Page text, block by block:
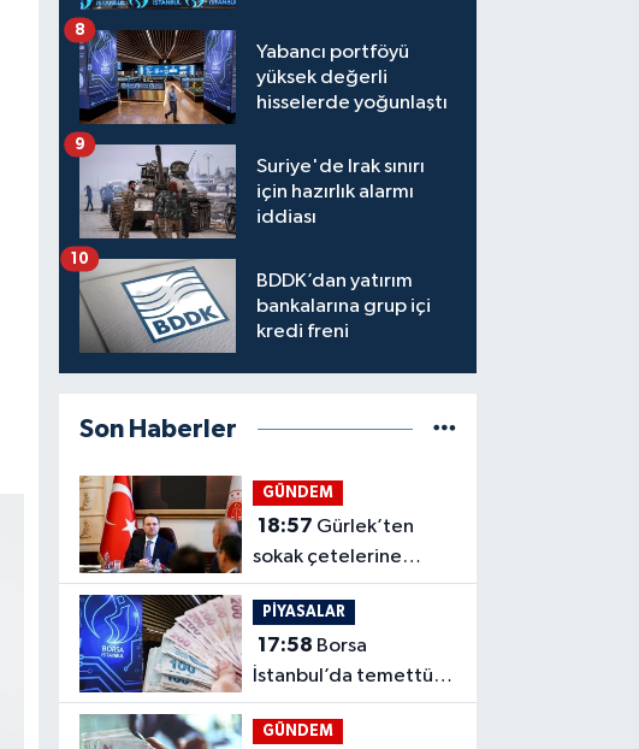
Yabancı portföyü
yüksek değerli
hisselerde yoğunlaştı
8
Suriye'de Irak sınırı
için hazırlık alarmı
iddiası
9
BDDK’dan yatırım
bankalarına grup içi
kredi freni
10
Son Haberler
GÜNDEM
18:57
sokak çetelerine
mesaj: Yeni dönem
başlıyor
PİYASALAR
17:58
İstanbul’da temettü
haftası: DOAS öne
çıkıyor
GÜNDEM